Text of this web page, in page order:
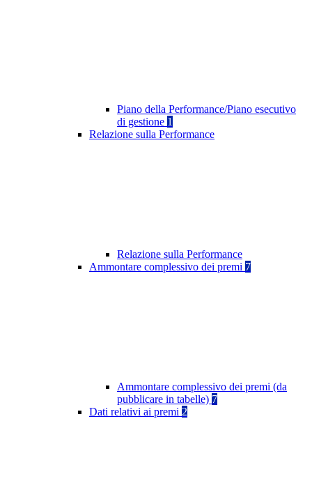
Piano della Performance/Piano esecutivo
di gestione 1
Relazione sulla Performance
Relazione sulla Performance
Ammontare complessivo dei premi 7
Ammontare complessivo dei premi (da
pubblicare in tabelle) 7
Dati relativi ai premi 2